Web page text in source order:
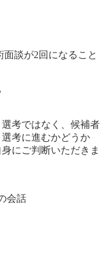
談が2回になること
考ではなく、候補者
考に進むかどうか
にご判断いただきま
会話